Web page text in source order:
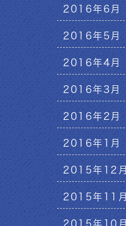
2016年6月
2016年5月
2016年4月
2016年3月
2016年2月
2016年1月
2015年12月
2015年11月
2015年10月